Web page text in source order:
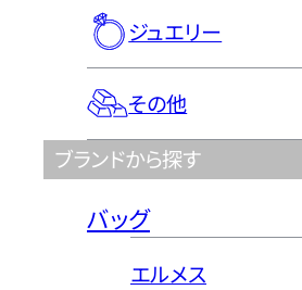
ジュエリー
その他
ブランドから探す
バッグ
エルメス